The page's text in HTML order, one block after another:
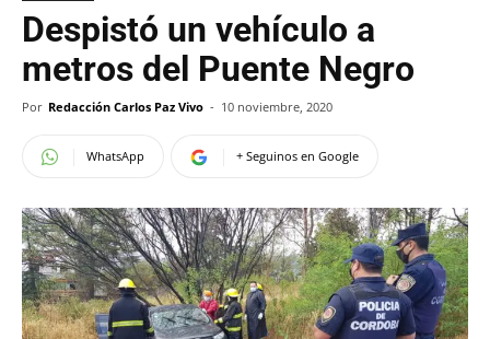
Despistó un vehículo a
metros del Puente Negro
Por Redacción Carlos Paz Vivo - 10 noviembre, 2020
WhatsApp + Seguinos en Google